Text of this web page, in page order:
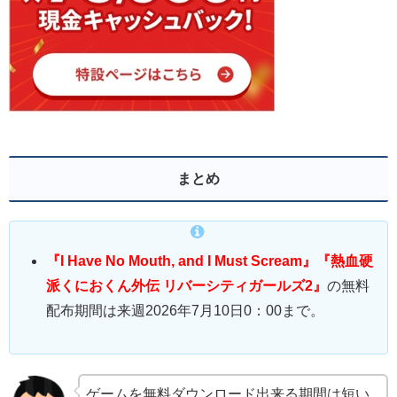
まとめ
『I Have No Mouth, and I Must Scream』『熱血硬
派くにおくん外伝 リバーシティガールズ2』の無料
配布期間は来週2026年7月10日0：00まで。